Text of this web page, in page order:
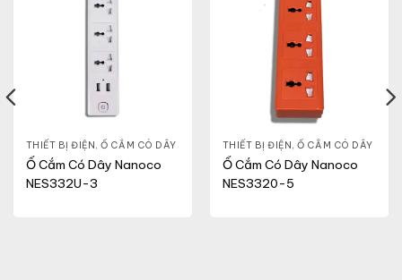
THIẾT BỊ ĐIỆN,Ổ CẮM CÓ DÂY
Ổ Cắm Có Dây Nanoco
NES332U-3
THIẾT BỊ ĐIỆN,Ổ CẮM CÓ DÂY
Ổ Cắm Có Dây Nanoco
NES3320-5